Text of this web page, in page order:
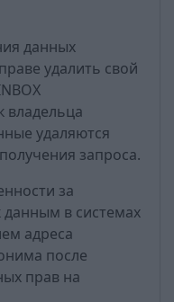
данных
удалить свой
владельца
удаляются
запроса.
за
в системах
адреса
после
прав на